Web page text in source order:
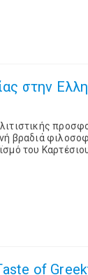
στην
βραδιά
του
of